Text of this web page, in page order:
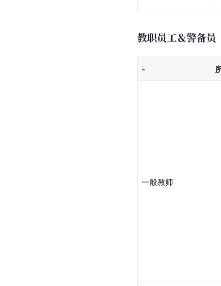
教职员工＆警备员
-
一般教师